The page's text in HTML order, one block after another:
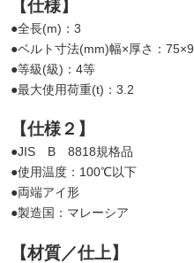
【仕様】
●全長(m)：3
●ベルト寸法(mm)幅×厚さ：75×9
●等級(級)：4等
●最大使用荷重(t)：3.2
【仕様２】
●JIS B 8818規格品
●使用温度：100℃以下
●両端アイ形
●製造国：マレーシア
【材質／仕上】